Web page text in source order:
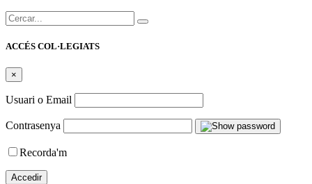
Cercar:
ACCÉS COL·LEGIATS
×
Usuari o Email
Contrasenya
Recorda'm